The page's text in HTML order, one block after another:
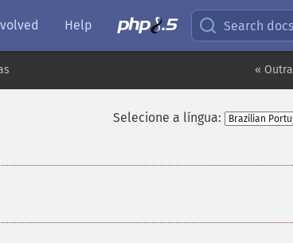
Help Search docs
«
Selecione a língua: